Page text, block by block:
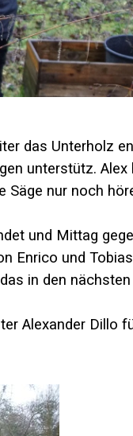
das Unterholz
unterstütz. Alex
nur noch
und Mittag
Enrico und
in den
Alexander Dillo